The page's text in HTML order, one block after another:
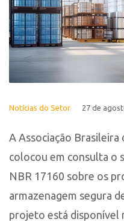
Notícias do Setor 27 de
A Associação
colocou em consulta o
NBR 17160 sobre os
armazenagem segura
projeto está disponível